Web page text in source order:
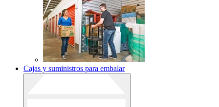
Cajas y suministros para embalar